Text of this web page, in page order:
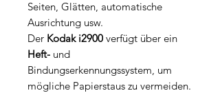
Seiten, Glätten, automatische
Ausrichtung usw.
Der Kodak i2900 verfügt über ein
Heft- und
Bindungserkennungssystem, um
mögliche Papierstaus zu vermeiden.